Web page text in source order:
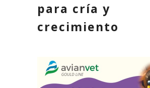
para cría y
crecimiento